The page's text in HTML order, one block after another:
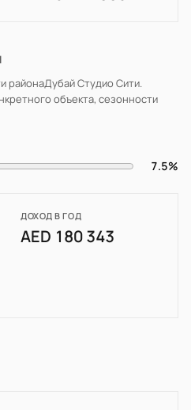
районаДубай Студио Сити.
объекта, сезонности
7.5%
ДОХОД В ГОД
AED 180 343